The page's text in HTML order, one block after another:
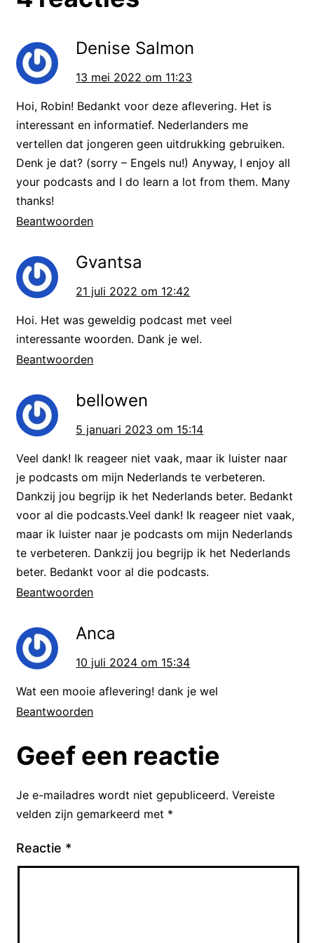
van de Podcast worden? In de
met meer informatie.
Nu, door met de podcast!
—-
Als ik je vraag om de nationale
symbolen van Nederland te
noemen, waar denk je dan aan?
Hollandse kaas, klompen en…
tulpen. Het is ook van jullie, de
luisteraars, een veelgevraagd
onderwerp om eens een aflevering
over te maken. Ik moet zeggen,
per se het eerste waar ik aan denk
als ik aan ons land denk. Eerlijk
gezegd spelen tulpen niet zo’n
grote rol in mijn leven. Maar nu ik
erover nadenk, dat doen klompen
eigenlijk ook niet echt. Kaas
daarentegen, dat speelt wel een
grote rol in mijn leven!
tulpen. Wat maakt deze bloem zo
bijzonder voor veel mensen en hoe
is de tulp een symbool voor
Nederland geworden?
In het voorjaar verandert het
kleurrijk spektakel. Rijen na rijen
met prachtig gekleurde stroken met
bloemen sieren hier een paar
maanden het landschap. Vooral in
Denise Salmon
13 mei 2022 om 11:23
Hoi, Robin! Bedankt voor deze aflevering. Het is
interessant en informatief. Nederlanders me
vertellen dat jongeren geen uitdrukking gebruiken.
Denk je dat? (sorry – Engels nu!) Anyway, I enjoy all
your podcasts and I do learn a lot from them. Many
thanks!
Beantwoorden
Gvantsa
21 juli 2022 om 12:42
Hoi. Het was geweldig podcast met veel
interessante woorden. Dank je wel.
Beantwoorden
bellowen
5 januari 2023 om 15:14
Veel dank! Ik reageer niet vaak, maar ik luister naar
je podcasts om mijn Nederlands te verbeteren.
Dankzij jou begrijp ik het Nederlands beter. Bedankt
voor al die podcasts.Veel dank! Ik reageer niet vaak,
maar ik luister naar je podcasts om mijn Nederlands
te verbeteren. Dankzij jou begrijp ik het Nederlands
beter. Bedankt voor al die podcasts.
Beantwoorden
Anca
10 juli 2024 om 15:34
Wat een mooie aflevering! dank je wel
Beantwoorden
Geef een reactie
Je e-mailadres wordt niet gepubliceerd. Vereiste
velden zijn gemarkeerd met *
Reactie *